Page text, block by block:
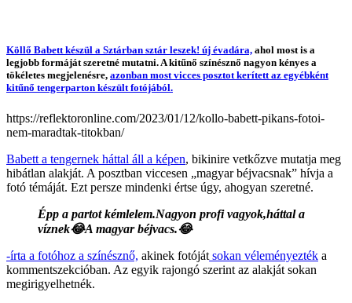
Köllő Babett készül a Sztárban sztár leszek! új évadára, ahol most is a
legjobb formáját szeretné mutatni. A kitűnő színésznő nagyon kényes a
tökéletes megjelenésre, azonban most vicces posztot kerített az egyébként
kitűnő tengerparton készült fotójából.
https://reflektoronline.com/2023/01/12/kollo-babett-pikans-fotoi-
nem-maradtak-titokban/
Babett a tengernek háttal áll a képen, bikinire vetkőzve mutatja meg
hibátlan alakját. A posztban viccesen „magyar béjvacsnak” hívja a
fotó témáját. Ezt persze mindenki értse úgy, ahogyan szeretné.
Épp a partot kémlelem.Nagyon profi vagyok,háttal a
víznek😂A magyar béjvacs.😂
-írta a fotóhoz a színésznő, akinek fotóját sokan véleményezték a
kommentszekcióban. Az egyik rajongó szerint az alakját sokan
megirigyelhetnék.